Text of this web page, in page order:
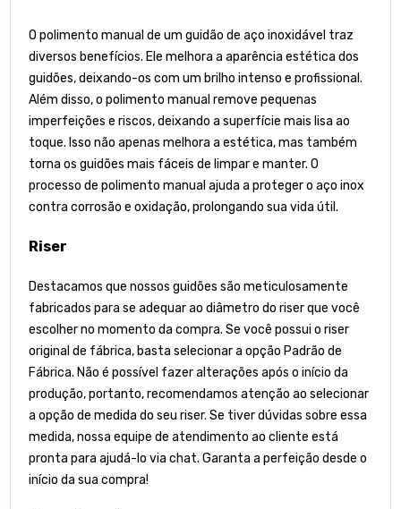
O polimento manual de um guidão de aço inoxidável traz
diversos benefícios. Ele melhora a aparência estética dos
guidões, deixando-os com um brilho intenso e profissional.
Além disso, o polimento manual remove pequenas
imperfeições e riscos, deixando a superfície mais lisa ao
toque. Isso não apenas melhora a estética, mas também
torna os guidões mais fáceis de limpar e manter. O
processo de polimento manual ajuda a proteger o aço inox
contra corrosão e oxidação, prolongando sua vida útil.
Riser
Destacamos que nossos guidões são meticulosamente
fabricados para se adequar ao diâmetro do riser que você
escolher no momento da compra. Se você possui o riser
original de fábrica, basta selecionar a opção Padrão de
Fábrica. Não é possível fazer alterações após o início da
produção, portanto, recomendamos atenção ao selecionar
a opção de medida do seu riser. Se tiver dúvidas sobre essa
medida, nossa equipe de atendimento ao cliente está
pronta para ajudá-lo via chat. Garanta a perfeição desde o
início da sua compra!